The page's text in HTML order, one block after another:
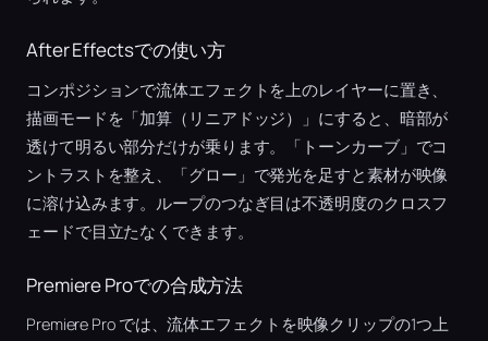
After Effectsでの使い方
コンポジションで流体エフェクトを上のレイヤーに置き、
描画モードを「加算（リニアドッジ）」にすると、暗部が
透けて明るい部分だけが乗ります。「トーンカーブ」でコ
ントラストを整え、「グロー」で発光を足すと素材が映像
に溶け込みます。ループのつなぎ目は不透明度のクロスフ
ェードで目立たなくできます。
Premiere Proでの合成方法
Premiere Pro では、流体エフェクトを映像クリップの1つ上